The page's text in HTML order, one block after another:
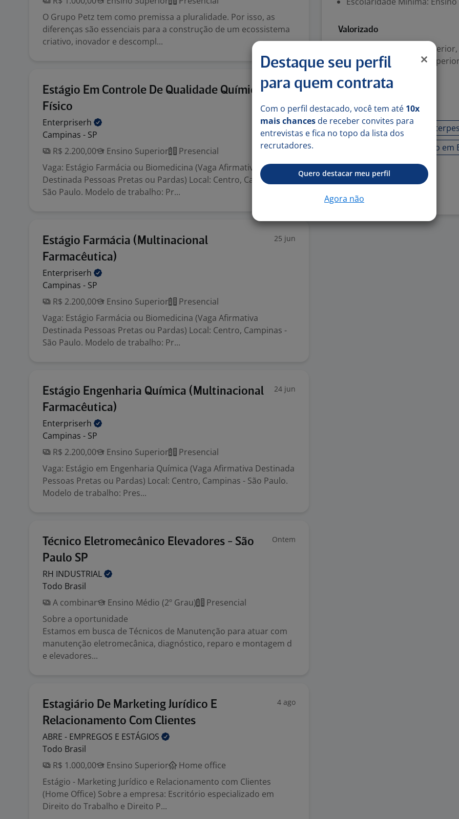
O Grupo Petz tem como premissa a pluralidade. Por isso, as
diferenças são essenciais para a construção de um ecossistema
criativo, inovador e descompl...
Estágio Em Controle De Qualidade Químico-
Físico
25 jun
Enterpriserh
Campinas - SP
R$ 2.200,00
Ensino Superior
Presencial
Vaga: Estágio Farmácia ou Biomedicina (Vaga Afirmativa
Destinada Pessoas Pretas ou Pardas) Local: Centro, Campinas -
São Paulo. Modelo de trabalho: Pr...
Estágio Farmácia (Multinacional
Farmacêutica)
25 jun
Enterpriserh
Campinas - SP
R$ 2.200,00
Ensino Superior
Presencial
Vaga: Estágio Farmácia ou Biomedicina (Vaga Afirmativa
Destinada Pessoas Pretas ou Pardas) Local: Centro, Campinas -
São Paulo. Modelo de trabalho: Pr...
Estágio Engenharia Química (Multinacional
Farmacêutica)
24 jun
Enterpriserh
Campinas - SP
R$ 2.200,00
Ensino Superior
Presencial
Vaga: Estágio em Engenharia Química (Vaga Afirmativa Destinada
Pessoas Pretas ou Pardas) Local: Centro, Campinas - São Paulo.
Modelo de trabalho: Pres...
Técnico Eletromecânico Elevadores - São
Paulo SP
Ontem
RH INDUSTRIAL
Todo Brasil
A combinar
Ensino Médio (2º Grau)
Presencial
Sobre a oportunidade
Estamos em busca de Técnicos de Manutenção para atuar com
manutenção eletromecânica, diagnóstico, reparo e montagem d
e elevadores...
Estagiário De Marketing Jurídico E
Relacionamento Com Clientes
4 ago
ABRE - EMPREGOS E ESTÁGIOS
Todo Brasil
R$ 1.000,00
Ensino Superior
Home office
Estágio - Marketing Jurídico e Relacionamento com Clientes
(Home Office) Sobre a empresa: Escritório especializado em
Direito do Trabalho e Direito P...
Valorizado
Bioquímica; Ensino
Biomedicina; Ensino Superior
Inglês (Básico)
Habilidades
Bom Relacionamento
Trabalho em
Denunciar vaga
Destaque seu perfil
para quem contrata
Com o perfil destacado, você tem até 10x
mais chances de receber convites para
entrevistas e fica no topo da lista dos
recrutadores.
Quero destacar meu perfil
Agora não